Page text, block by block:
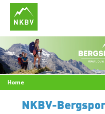
Home
NKBV-